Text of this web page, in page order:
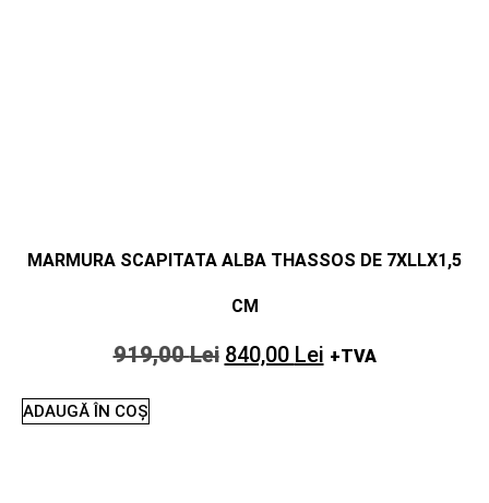
MARMURA SCAPITATA ALBA THASSOS DE 7XLLX1,5
CM
919,00Lei 840,00 Lei +TVA
ADAUGĂ ÎN COȘ